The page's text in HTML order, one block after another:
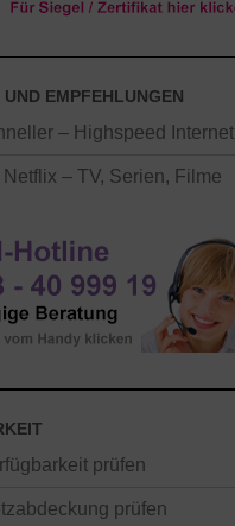
EMPFEHLUNGEN
– Highspeed Internet
– TV, Serien, Filme
prüfen
prüfen